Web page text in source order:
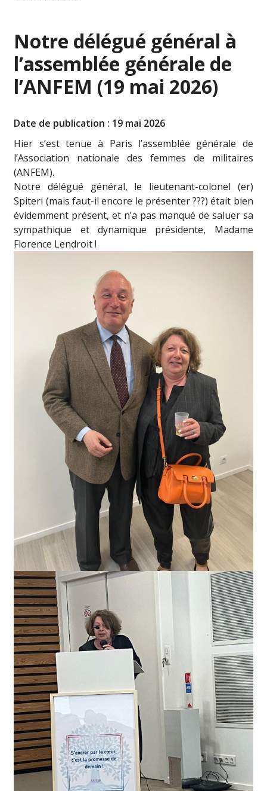
Notre délégué général à
l’assemblée générale de
l’ANFEM (19 mai 2026)
Date de publication : 19 mai 2026
Hier s’est tenue à Paris l’assemblée générale de
l’Association nationale des femmes de militaires
(ANFEM).
Notre délégué général, le lieutenant-colonel (er)
Spiteri (mais faut-il encore le présenter ???) était bien
évidemment présent, et n’a pas manqué de saluer sa
sympathique et dynamique présidente, Madame
Florence Lendroit !